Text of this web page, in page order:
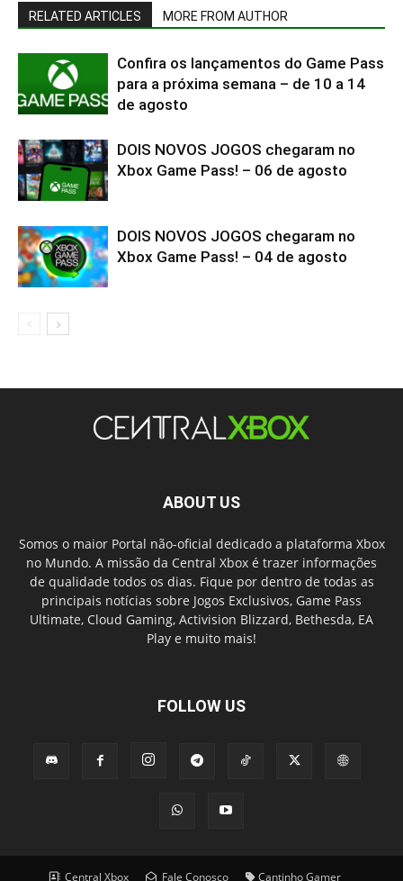
RELATED ARTICLES MORE FROM AUTHOR
Confira os lançamentos do Game Pass
para a próxima semana – de 10 a 14
de agosto
DOIS NOVOS JOGOS chegaram no
Xbox Game Pass! – 06 de agosto
DOIS NOVOS JOGOS chegaram no
Xbox Game Pass! – 04 de agosto
ABOUT US
Somos o maior Portal não-oficial dedicado a plataforma Xbox
no Mundo. A missão da Central Xbox é trazer informações
de qualidade todos os dias. Fique por dentro de todas as
principais notícias sobre Jogos Exclusivos, Game Pass
Ultimate, Cloud Gaming, Activision Blizzard, Bethesda, EA
Play e muito mais!
FOLLOW US
Central Xbox Fale Conosco Cantinho Gamer